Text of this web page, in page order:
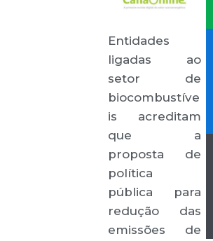
Entidades
ligadas ao
setor de
biocombustíve
is acreditam
que a
proposta de
política
pública para
redução das
emissões de